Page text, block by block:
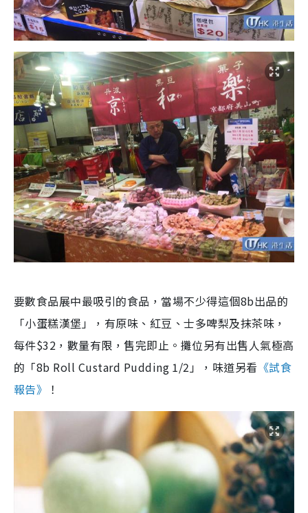
要數食品展中最吸引的食品，當場不少得這個8b出品的
「小蛋糕漢堡」，有原味、紅豆、士多啤梨及抹茶味，
每件$32，數量有限，售完即止。攤位另有出售人氣極高
的「8b Roll Custard Pudding 1/2」，味道另看 《試食
報告》 ！